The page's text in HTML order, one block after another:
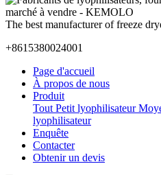
The best manufacturer of freeze
+8615380024001
Page d'accueil
À propos de nous
Produit
Tout Petit lyophilisateur
lyophilisateur
Enquête
Contacter
Obtenir un devis